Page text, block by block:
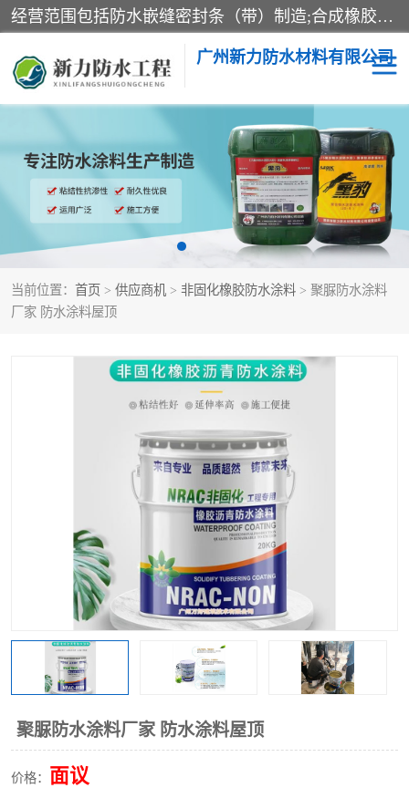
经营范围包括防水嵌缝密封条（带）制造;合成橡胶制造（监控化学品、危险化学品除外）;沥青混合物制造;防水胶粘带制造;其他合成材料制造（监控化学品、危险化学品除外）;涂料制造（监控化学品、危险化学品除外）;建筑结构防水补漏;防水建筑材料制造;粘合剂制造（监控化学品、危险化学品除外）;涂料零售;广州新力防水材料有限公司具有1处分支机构。
广州新力防水材料有限公司
当前位置： 首页 > 供应商机 > 非固化橡胶防水涂料 > 聚脲防水涂料
厂家 防水涂料屋顶
聚脲防水涂料厂家 防水涂料屋顶
价格： 面议
黑豹防水胶 建筑108胶水
乳化沥青防水涂料 自粘卷材
非固化橡胶防水涂料